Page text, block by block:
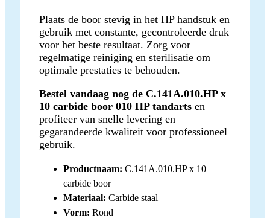
Plaats de boor stevig in het HP handstuk en
gebruik met constante, gecontroleerde druk
voor het beste resultaat. Zorg voor
regelmatige reiniging en sterilisatie om
optimale prestaties te behouden.
Bestel vandaag nog de C.141A.010.HP x
10 carbide boor 010 HP tandarts en
profiteer van snelle levering en
gegarandeerde kwaliteit voor professioneel
gebruik.
Productnaam: C.141A.010.HP x 10
carbide boor
Materiaal: Carbide staal
Vorm: Rond